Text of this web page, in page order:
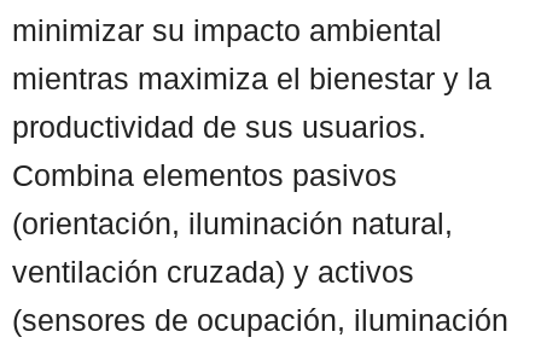
minimizar su impacto ambiental
mientras maximiza el bienestar y la
productividad de sus usuarios.
Combina elementos pasivos
(orientación, iluminación natural,
ventilación cruzada) y activos
(sensores de ocupación, iluminación